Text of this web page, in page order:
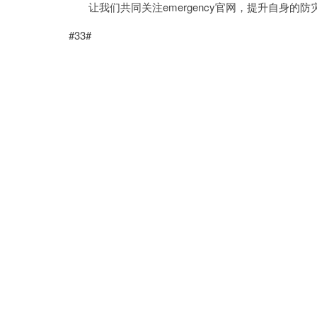
让我们共同关注emergency官网，提升自身的防灾
#33#